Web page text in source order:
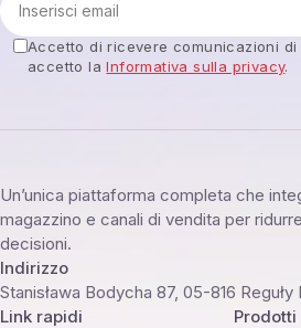
Accetto di ricevere comunicazioni di
accetto la Informativa sulla privacy.
Un’unica piattaforma completa che
magazzino e canali di vendita per
decisioni.
Indirizzo
Stanisława Bodycha 87, 05-816 Reguły
Link rapidi
Prodotti